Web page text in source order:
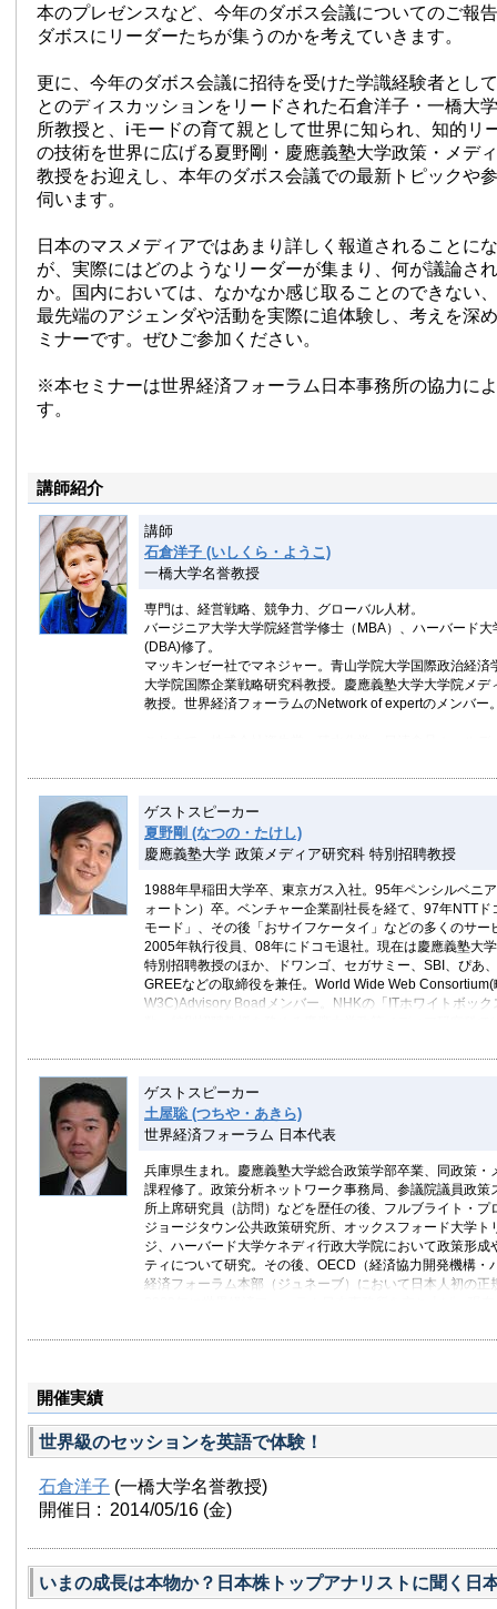
本のプレゼンスなど、今年のダボス会議についてのご報
ダボスにリーダーたちが集うのかを考えていきます。
更に、今年のダボス会議に招待を受けた学識経験者とし
とのディスカッションをリードされた石倉洋子・一橋大
所教授と、iモードの育て親として世界に知られ、知的リ
の技術を世界に広げる夏野剛・慶應義塾大学政策・メデ
教授をお迎えし、本年のダボス会議での最新トピックや
伺います。
日本のマスメディアではあまり詳しく報道されることに
が、実際にはどのようなリーダーが集まり、何が議論さ
か。国内においては、なかなか感じ取ることのできない
最先端のアジェンダや活動を実際に追体験し、考えを深
ミナーです。ぜひご参加ください。
※本セミナーは世界経済フォーラム日本事務所の協力に
す。
講師紹介
講師
石倉洋子 (いしくら・ようこ)
一橋大学名誉教授
専門は、経営戦略、競争力、グローバル人材。
バージニア大学大学院経営学修士（MBA）、ハーバード大
(DBA)修了。
マッキンゼー社でマネジャー。青山学院大学国際政治経済
大学院国際企業戦略研究科教授。慶應義塾大学大学院メデ
教授。世界経済フォーラムのNetwork of expertのメンバー
船三井社外取締役などを歴任、デジタル庁初代デジタル監
規制改革委員会委員、文部科学省中央教育審議会委員、産
副座長、公正取引委員会独禁法懇話会委員、経済財政諮問
択する未来」Working Group委員など。
日本および外国企業の経営幹部研修・戦略ワークショップ
多様性推進、女性活用などに関する各種セミナー、アジア
リスト。
2010年より「グローバル・アジェンダ・ゼミナール」、
経験を東京で」(現在はSINCA)など、世界の課題を英語で
験を継続中。
ゲストスピーカー
夏野剛 (なつの・たけし)
慶應義塾大学 政策メディア研究科 特別招聘教授
1988年早稲田大学卒、東京ガス入社。95年ペンシルベニ
ォートン）卒。ベンチャー企業副社長を経て、97年NTT
モード」、その後「おサイフケータイ」などの多くのサー
2005年執行役員、08年にドコモ退社。現在は慶應義塾大
特別招聘教授のほか、ドワンゴ、セガサミー、SBI、ぴあ
GREEなどの取締役を兼任。World Wide Web Consortium(
W3C)Advisory Boadメンバー。NHKの「ITホワイトボック
リーダー25人の一人に選ばれる。著書「ケータイの未来
ゲストスピーカー
土屋聡 (つちや・あきら)
世界経済フォーラム 日本代表
兵庫県生まれ。慶應義塾大学総合政策学部卒業、同政策・
課程修了。政策分析ネットワーク事務局、参議院議員政策
所上席研究員（訪問）などを歴任の後、フルブライト・プ
ジョージタウン公共政策研究所、オックスフォード大学ト
ジ、ハーバード大学ケネディ行政大学院において政策形成
ティについて研究。その後、OECD（経済協力開発機構・
経済フォーラム本部（ジュネーブ）において日本人初の正
開催実績
世界級のセッションを英語で体験！
石倉洋子 (一橋大学名誉教授)
開催日 : 2014/05/16 (金)
いまの成長は本物か？日本株トップアナリストに聞く日